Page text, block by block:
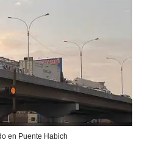
en Puente Habich